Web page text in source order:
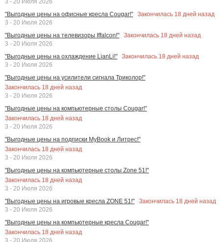
"Выгодные цены на офисные кресла Cougar!"
Закончилась 18 дней назад
3 - 20 Июля 2026
"Выгодные цены на телевизоры Iffalcon!"
Закончилась 18 дней назад
3 - 20 Июля 2026
"Выгодные цены на охлаждение LianLi!"
Закончилась 18 дней назад
3 - 20 Июля 2026
"Выгодные цены на усилители сигнала Триколор!"
Закончилась 18 дней назад
3 - 20 Июля 2026
"Выгодные цены на компьютерные столы Cougar!"
Закончилась 18 дней назад
3 - 20 Июля 2026
"Выгодные цены на подписки MyBook и Литрес!"
Закончилась 18 дней назад
3 - 20 Июля 2026
"Выгодные цены на компьютерные столы Zone 51!"
Закончилась 18 дней назад
3 - 20 Июля 2026
"Выгодные цены на игровые кресла ZONE 51!"
Закончилась 18 дней назад
3 - 20 Июля 2026
"Выгодные цены на компьютерные кресла Cougar!"
Закончилась 18 дней назад
3 - 20 Июля 2026